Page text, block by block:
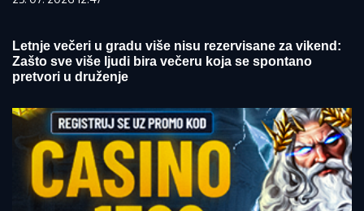
Letnje večeri u gradu više nisu rezervisane za vikend:
Zašto sve više ljudi bira večeru koja se spontano
pretvori u druženje